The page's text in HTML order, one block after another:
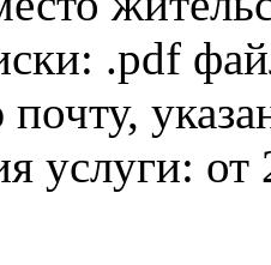
.pdf
услуги: от